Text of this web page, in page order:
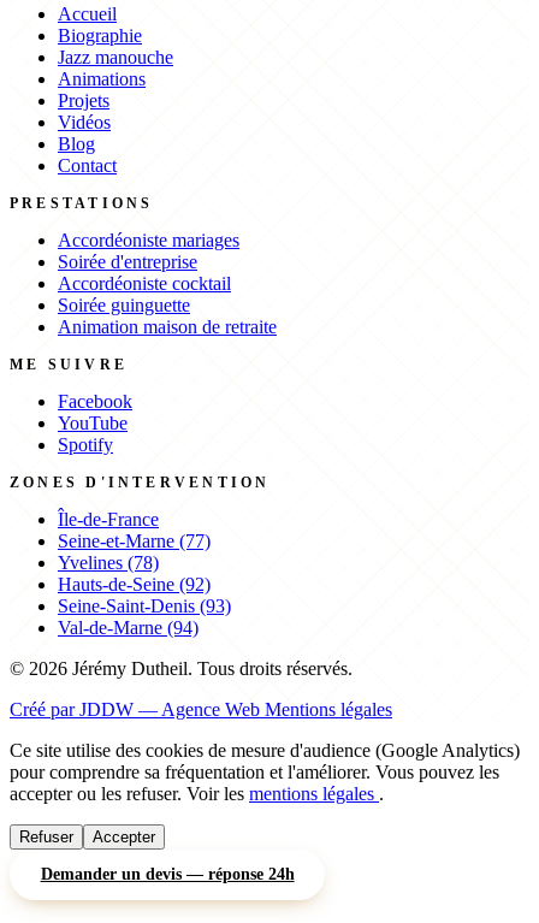
Accueil
Biographie
Jazz manouche
Animations
Projets
Vidéos
Blog
Contact
PRESTATIONS
Accordéoniste mariages
Soirée d'entreprise
Accordéoniste cocktail
Soirée guinguette
Animation maison de retraite
ME SUIVRE
Facebook
YouTube
Spotify
ZONES D'INTERVENTION
Île-de-France
Seine-et-Marne (77)
Yvelines (78)
Hauts-de-Seine (92)
Seine-Saint-Denis (93)
Val-de-Marne (94)
© 2026 Jérémy Dutheil. Tous droits réservés.
Créé par JDDW — Agence Web Mentions légales
Ce site utilise des cookies de mesure d'audience (Google Analytics)
pour comprendre sa fréquentation et l'améliorer. Vous pouvez les
accepter ou les refuser. Voir les mentions légales .
Refuser Accepter
Demander un devis — réponse 24h